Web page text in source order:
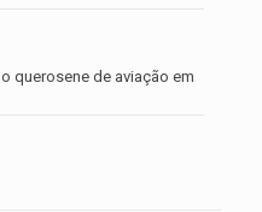
querosene de aviação em